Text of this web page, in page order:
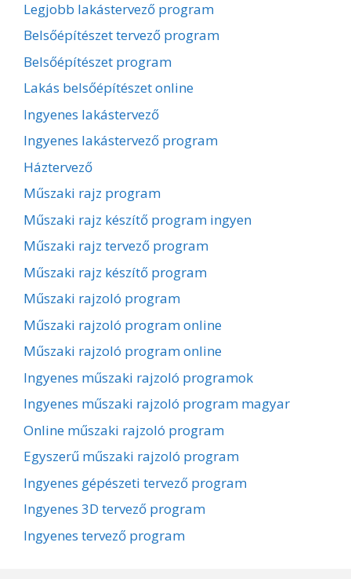
Legjobb lakástervező program
Belsőépítészet tervező program
Belsőépítészet program
Lakás belsőépítészet online
Ingyenes lakástervező
Ingyenes lakástervező program
Háztervező
Műszaki rajz program
Műszaki rajz készítő program ingyen
Műszaki rajz tervező program
Műszaki rajz készítő program
Műszaki rajzoló program
Műszaki rajzoló program online
Műszaki rajzoló program online
Ingyenes műszaki rajzoló programok
Ingyenes műszaki rajzoló program magyar
Online műszaki rajzoló program
Egyszerű műszaki rajzoló program
Ingyenes gépészeti tervező program
Ingyenes 3D tervező program
Ingyenes tervező program